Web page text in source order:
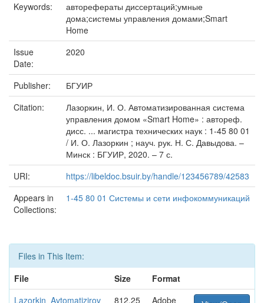
Keywords:
авторефераты диссертаций;умные
дома;системы управления домами;Smart
Home
Issue
Date:
2020
Publisher:
БГУИР
Citation:
Лазоркин, И. О. Автоматизированная система
управления домом «Smart Home» : автореф.
дисс. ... магистра технических наук : 1-45 80 01
/ И. О. Лазоркин ; науч. рук. Н. С. Давыдова. –
Минск : БГУИР, 2020. – 7 с.
URI:
https://libeldoc.bsuir.by/handle/123456789/42583
Appears in
Collections:
1-45 80 01 Системы и сети инфокоммуникаций
Files in This Item:
File
Size
Format
Lazorkin_Avtomatizirov
812.25 Adobe